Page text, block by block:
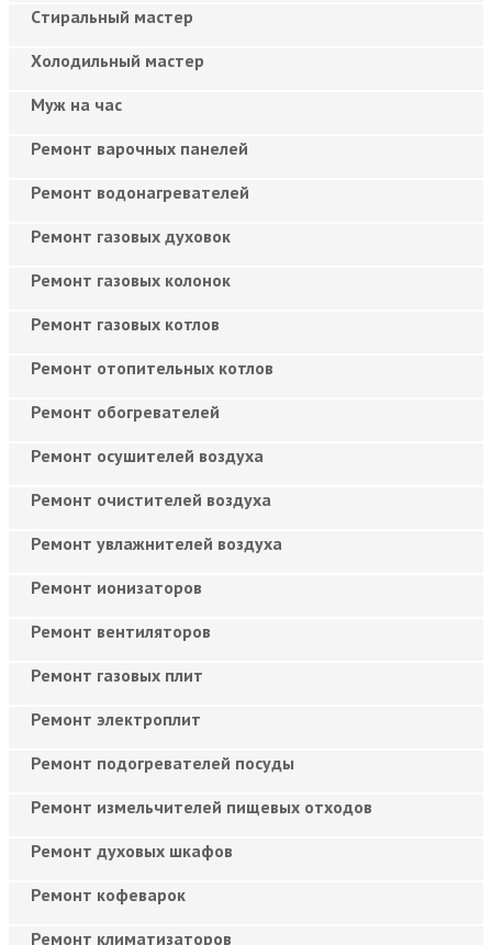
Cтиральный мастер
Холодильный мастер
Муж на час
Ремонт варочных панелей
Ремонт водонагревателей
Ремонт газовых духовок
Ремонт газовых колонок
Ремонт газовых котлов
Ремонт отопительных котлов
Ремонт обогревателей
Ремонт осушителей воздуха
Ремонт очистителей воздуха
Ремонт увлажнителей воздуха
Ремонт ионизаторов
Ремонт вентиляторов
Ремонт газовых плит
Ремонт электроплит
Ремонт подогревателей посуды
Ремонт измельчителей пищевых отходов
Ремонт духовых шкафов
Ремонт кофеварок
Ремонт климатизаторов